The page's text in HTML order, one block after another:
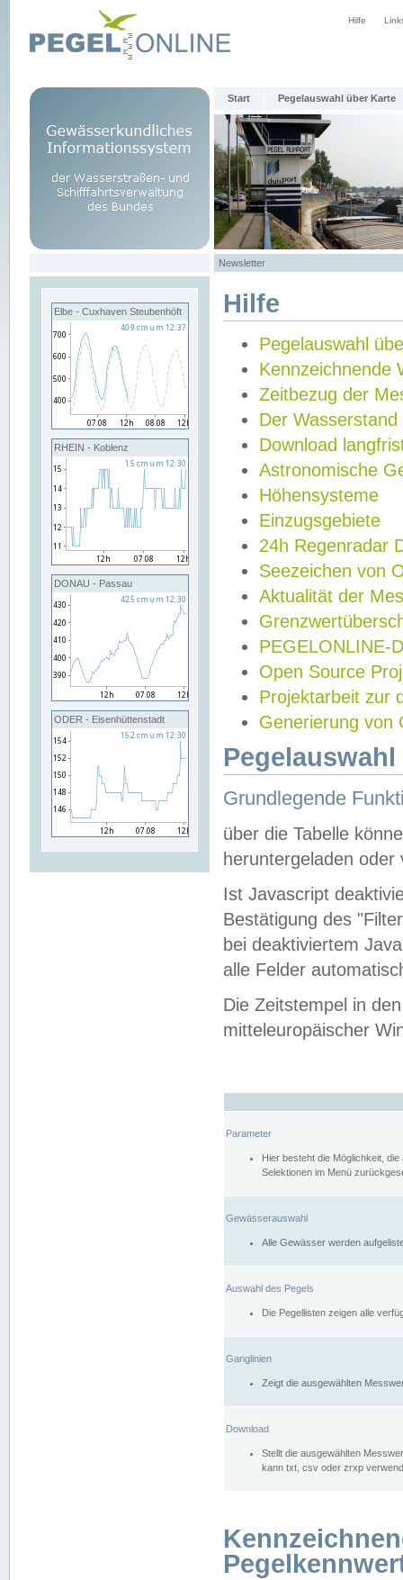
Hilfe
Start Pegelauswahl über Karte
Newsletter
Elbe - Cuxhaven Steubenhöft
RHEIN - Koblenz
DONAU - Passau
ODER - Eisenhüttenstadt
Hilfe
Pegelauswahl
Kennzeichnende
Zeitbezug der
Der Wasserstand
Download
Astronomische
Höhensysteme
Einzugsgebiete
24h Regenradar
Seezeichen von
Aktualität der
PEGELONLINE-
Open Source
Projektarbeit zur
Generierung von
Grundlegende
über die Tabelle
heruntergeladen oder
Ist Javascript
Bestätigung des
bei deaktiviertem
alle Felder
Die Zeitstempel in
mitteleuropäischer
Parameter
Hier besteht die Möglichkeit,
Selektionen im Menü
Gewässerauswahl
Alle Gewässer werden
Auswahl des Pegels
Die Pegellisten zeigen alle
Ganglinien
Zeigt die ausgewählten
Download
Stellt die ausgewählten
kann txt, csv oder zrxp